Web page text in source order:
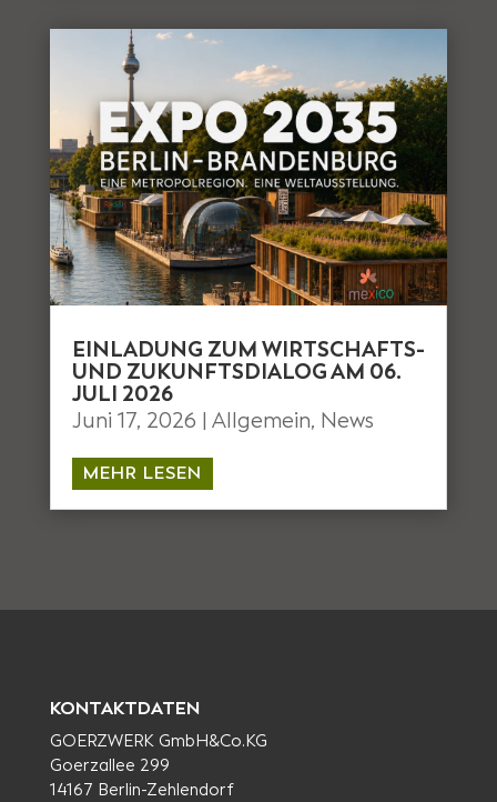
EINLADUNG ZUM WIRTSCHAFTS-
UND ZUKUNFTSDIALOG AM 06.
JULI 2026
Juni 17, 2026 | Allgemein, News
MEHR LESEN
KONTAKTDATEN
GOERZWERK GmbH&Co.KG
Goerzallee 299
14167 Berlin-Zehlendorf